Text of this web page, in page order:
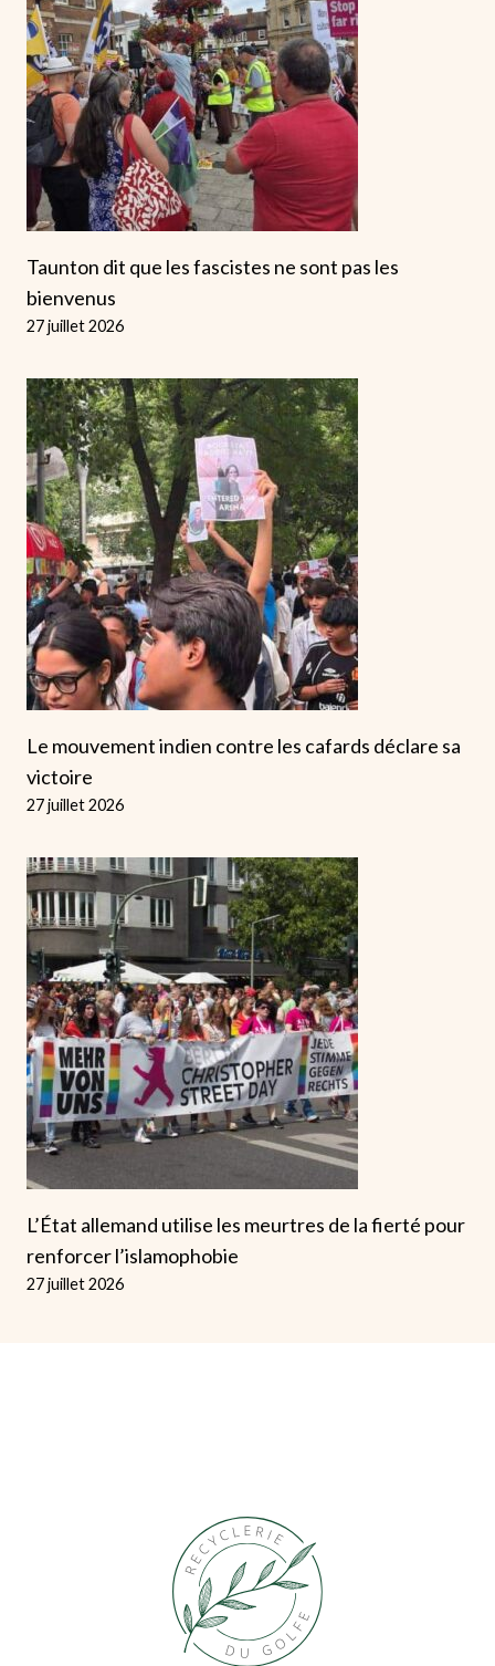
Taunton dit que les fascistes ne sont pas les
bienvenus
27 juillet 2026
Le mouvement indien contre les cafards déclare sa
victoire
27 juillet 2026
L’État allemand utilise les meurtres de la fierté pour
renforcer l’islamophobie
27 juillet 2026